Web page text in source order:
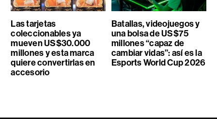
Las tarjetas
coleccionables ya
mueven US$30.000
millones y esta marca
quiere convertirlas en
accesorio
Batallas, videojuegos y
una bolsa de US$75
millones “capaz de
cambiar vidas”: así es la
Esports World Cup 2026